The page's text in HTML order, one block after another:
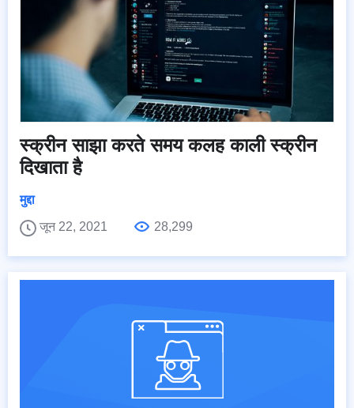
स्क्रीन साझा करते समय कलह काली स्क्रीन
दिखाता है
मुद्दा
जून 22, 2021
28,299